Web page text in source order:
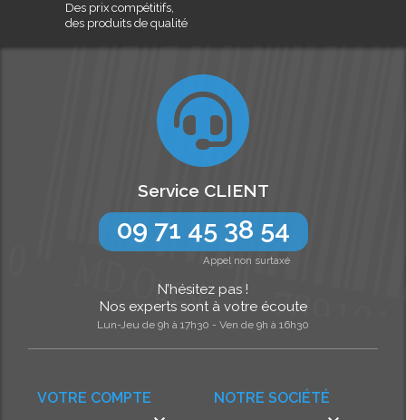
Des prix compétitifs,
des produits de qualité
NOTRE SOCIÉTÉ
VOTRE COMPTE
Service CLIENT
09 71 45 38 54
Appel non surtaxé
N’hésitez pas !
Nos experts sont à votre écoute
Lun-Jeu de 9h à 17h30 - Ven de 9h à 16h30